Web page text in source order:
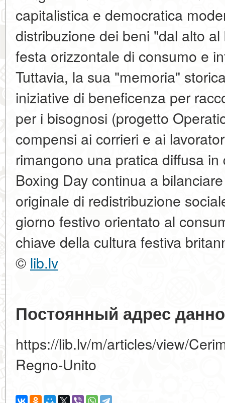
capitalistica e democratica
distribuzione dei beni "dal alto
festa orizzontale di consumo e
Tuttavia, la sua "memoria"
iniziative di beneficenza per
per i bisognosi (progetto
compensi ai corrieri e ai
rimangono una pratica diffusa
Boxing Day continua a
originale di redistribuzione
giorno festivo orientato al
chiave della cultura festiva
© lib.lv
Постоянный адрес
https://lib.lv/m/articles/view/
Regno-Unito